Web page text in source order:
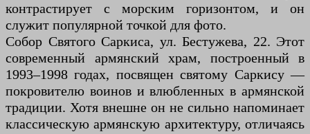
контрастирует с морским горизонтом, и он
служит популярной точкой для фото.
Собор Святого Саркиса, ул. Бестужева, 22. Этот
современный армянский храм, построенный в
1993–1998 годах, посвящен святому Саркису —
покровителю воинов и влюбленных в армянской
традиции. Хотя внешне он не сильно напоминает
классическую армянскую архитектуру, отличаясь